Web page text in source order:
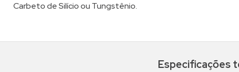
Carbeto de Silício ou Tungstênio.
Especificações